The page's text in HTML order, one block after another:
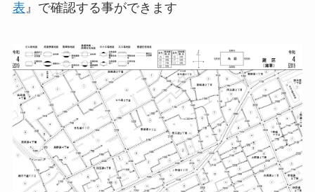
表』で確認する事ができます